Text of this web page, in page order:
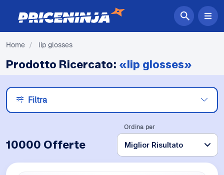
Home / lip glosses
Prodotto Ricercato: «lip glosses»
Filtra
10000 Offerte
Ordina per